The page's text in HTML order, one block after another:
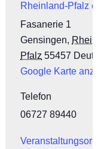
Rheinland-Pfalz e.V.
Fasanerie 1
Gensingen,
Pfalz 55457
Google Karte
Telefon
06727 89440
Veranstaltungsort-